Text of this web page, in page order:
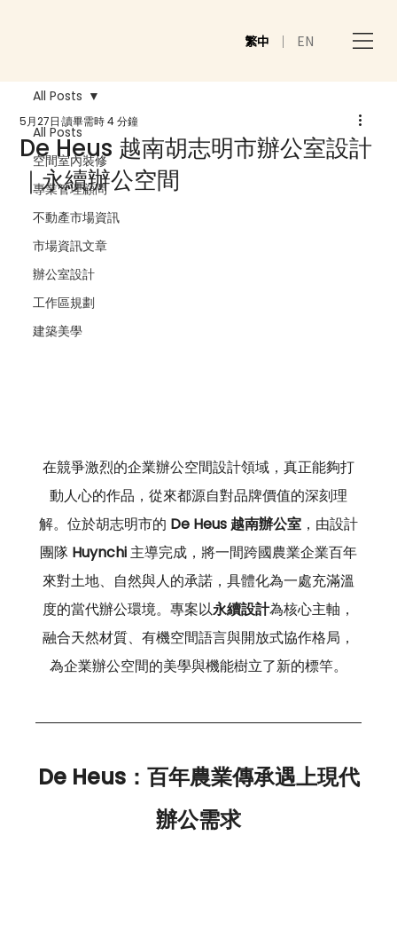
繁中 ｜ EN
All Posts
空間室內裝修
專業管理顧問
不動產市場資訊
市場資訊文章
辦公室設計
工作區規劃
建築美學
All Posts
De Heus 越南胡志明市辦公室設計
｜永續辦公空間
5月27日 讀畢需時 4 分鐘
在競爭激烈的企業辦公空間設計領域，真正能夠打
動人心的作品，從來都源自對品牌價值的深刻理
解。位於胡志明市的 De Heus 越南辦公室 ，由設計
團隊 Huynchi 主導完成，將一間跨國農業企業百年
來對土地、自然與人的承諾，具體化為一處充滿溫
度的當代辦公環境。專案以永續設計為核心主軸，
融合天然材質、有機空間語言與開放式協作格局，
為企業辦公空間的美學與機能樹立了新的標竿。
De Heus：百年農業傳承遇上現代
辦公需求